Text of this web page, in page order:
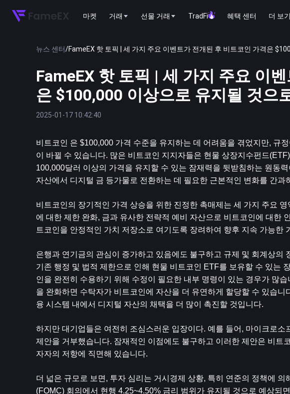
마켓 거래 선물 거래 TradFi 혜택 센터 더 보기
뉴스 센터/FameEX 핫 토픽 | 세 가지 주요 이벤트가 전개된 후 비트코인 ​​가격은
FameEX 핫 토픽 | 세 가지 주요 이
은 $100,000 이상으로 유지될 것으
2025-01-17 10:42:40
비트코인 은 $100,000 가격 수준을 유지하는 데 어려움을 겪었지만, 규
이 바뀔 수 있습니다. 많은 비트코인 ​​지지자들은 현물 상장지수펀드
100,000달러 이상의 가격을 유지할 수 있는 잠재력을 뒷받침하는 원동
자산에서 디지털 금 등가물로 전환하는 데 필요한 근본적인 변화를 간과
비트코인의 장기적인 가격 상승을 위한 진정한 촉매제는 세 가지 주요
에 대한 제한 완화, 금과 유사한 전략적 예비 자산으로 비트코인에 대한
트코인을 안정적인 가치 저장소로 여기도록 장려하여 향후 지속 가능한
은행과 연기금의 관심이 증가하고 있음에도 불구하고 규제 및 회계상의
기존 행정 및 법적 제한으로 인해 현물 비트코인 ​​ETF를 보유할 수 있는
인을 완전히 수용하기 위해 수정이 필요한 내부 명령이 있는 경우가 많
을 완화하면 수탁자가 비트코인에 자산을 더 유연하게 할당할 수 있습
융 시스템 내에서 디지털 자산의 채택을 더 많이 촉진할 것입니다.
하지만 대기업들은 여전히 ​​조심스러운 입장이다. 예를 들어, 마이크로
제안을 거부했습니다. 잠재적인 이점에도 불구하고 이러한 제안은 비트
자자의 저항에 직면해 있습니다.
더 넓은 규모로 보면, 투자 심리는 거시경제 상황, 특히 연준의 정책에
(FOMC) 회의에서 현행 4.25~4.50% 금리 범위가 유지될 것으로 예상되